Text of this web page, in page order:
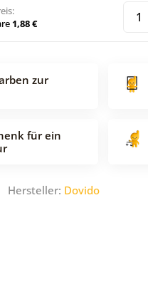
1,88 €
zur
für ein
Hersteller: Dovido